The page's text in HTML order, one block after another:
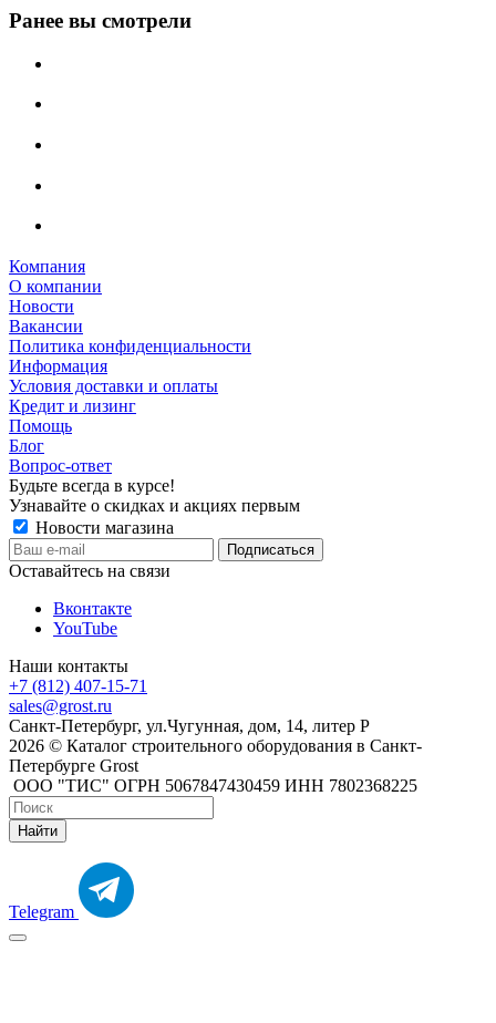
Ранее вы смотрели
Компания
О компании
Новости
Вакансии
Политика конфиденциальности
Информация
Условия доставки и оплаты
Кредит и лизинг
Помощь
Блог
Вопрос-ответ
Будьте всегда в курсе!
Узнавайте о скидках и акциях первым
Новости магазина
Оставайтесь на связи
Вконтакте
YouTube
Наши контакты
+7 (812) 407-15-71
sales@grost.ru
Санкт-Петербург, ул.Чугунная, дом, 14, литер Р
2026 © Каталог строительного оборудования в Санкт-
Петербурге Grost
ООО "ТИС" ОГРН 5067847430459 ИНН 7802368225
Найти
Telegram